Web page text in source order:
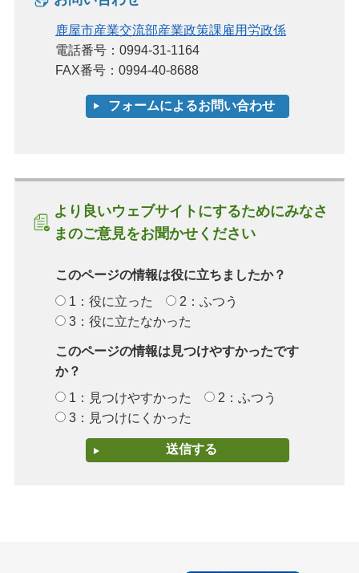
鹿屋市産業交流部産業政策課雇用労政係
電話番号：0994-31-1164
FAX番号：0994-40-8688
より良いウェブサイトにするためにみなさ
まのご意見をお聞かせください
このページの情報は役に立ちましたか？
1：役に立った
2：ふつう
3：役に立たなかった
このページの情報は見つけやすかったです
か？
1：見つけやすかった
2：ふつう
3：見つけにくかった